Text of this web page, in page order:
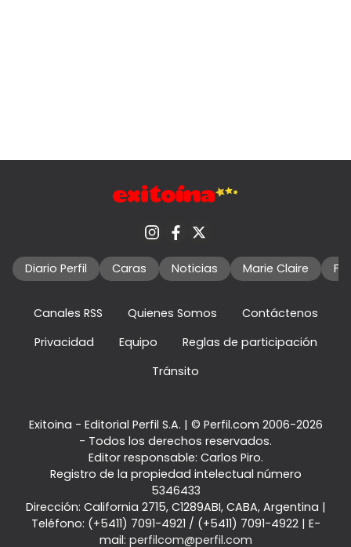
Diario Perfil Caras Noticias Marie Claire
Canales RSS Quienes Somos
Contáctenos
Privacidad
Equipo
Reglas de participación
Tránsito
Exitoina - Editorial Perfil S.A. | © Perfil.com 2006-2026
- Todos los derechos reservados.
Editor responsable: Carlos Piro.
Registro de la propiedad intelectual número
5346433
Dirección: California 2715, C1289ABI, CABA, Argentina |
Teléfono: (+5411) 7091-4921 / (+5411) 7091-4922| E-
mail: perfilcom@perfil.com